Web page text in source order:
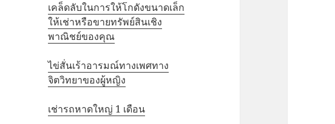
เคล็ดลับในการให้โกดังขนาดเล็ก
ให้เช่าหรือขายทรัพย์สินเชิง
พาณิชย์ของคุณ
ไข่สั่นเร้าอารมณ์ทางเพศทาง
จิตวิทยาของผู้หญิง
เช่ารถหาดใหญ่ 1 เดือน